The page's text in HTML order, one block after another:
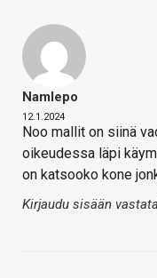
Namlepo
12.1.2024
Noo mallit on siinä
oikeudessa läpi
on katsooko kone
Kirjaudu sisään